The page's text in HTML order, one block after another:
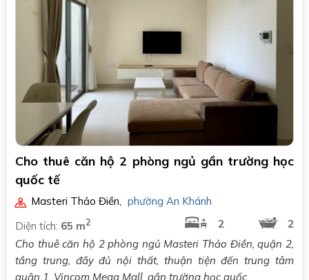
Cho thuê căn hộ 2 phòng ngủ gần trường học
quốc tế
Masteri Thảo Điền
phường An Khánh
Diện tích: 65 m2 2
2
Cho thuê căn hộ 2 phòng ngủ Masteri Thảo Điền, quận 2,
tầng trung, đầy đủ nội thất, thuận tiện đến trung tâm
quận 1, Vincom Mega Mall, gần trường học quốc..